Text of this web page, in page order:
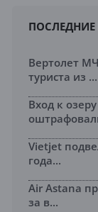
Вертолет
туриста из ...
Вход к
Vietjet
года...
Air Astana
за в...